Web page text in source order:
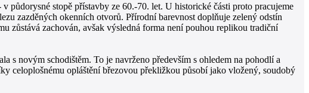
stopě přístavby ze 60.-70. let. U historické části proto pracujeme
zazděných okenních otvorů. Přírodní barevnost doplňuje zelený odstín
zůstává zachován, avšak výsledná forma není pouhou replikou tradiční
s novým schodištěm. To je navrženo především s ohledem na pohodlí a
celoplošnému opláštění březovou překližkou působí jako vložený, soudobý